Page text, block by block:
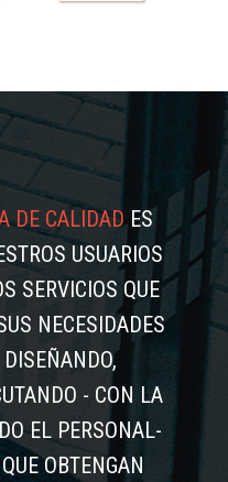
DE CALIDADES
USUARIOS
SERVICIOS QUE
NECESIDADES
- CON LA
EL PERSONAL-
OBTENGAN